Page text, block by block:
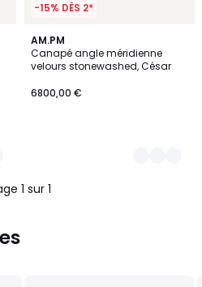
-15% DÈS 2*
AM.PM
Canapé angle méridienne
velours stonewashed, César
6800,00 €
3
Couleurs
1 sur 1